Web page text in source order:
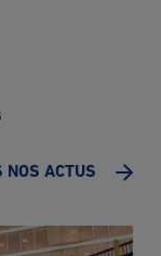
NOS ACTUS